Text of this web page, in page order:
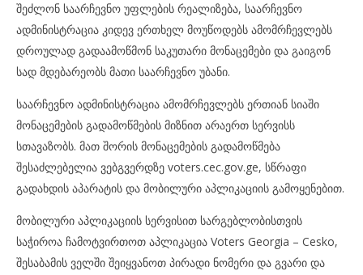
შეძლონ საარჩევნო უფლების რეალიზება, საარჩევნო
ადმინისტრაცია კიდევ ერთხელ მოუწოდებს ამომრჩევლებს
დროულად გადაამოწმონ საკუთარი მონაცემები და გაიგონ
სად მდებარეობს მათი საარჩევნო უბანი.
საარჩევნო ადმინისტრაცია ამომრჩევლებს ერთიან სიაში
მონაცემების გადამოწმების მიზნით არაერთ სერვისს
სთავაზობს. მათ შორის მონაცემების გადამოწმება
შესაძლებელია ვებგვერდზე voters.cec.gov.ge, სწრაფი
გადახდის აპარატის და მობილური აპლიკაციის გამოყენებით.
მობილური აპლიკაციის სერვისით სარგებლობისთვის
საჭიროა ჩამოტვირთოთ აპლიკაცია Voters Georgia – Cesko,
შესაბამის ველში შეიყვანოთ პირადი ნომერი და გვარი და